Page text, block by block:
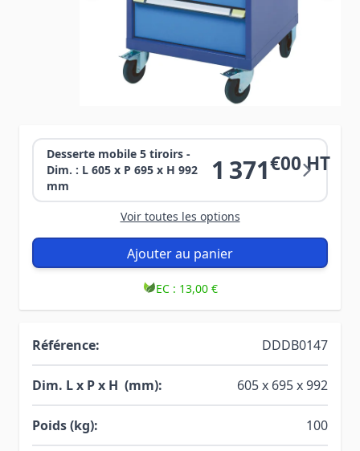
Desserte mobile 5 tiroirs -
Dim. : L 605 x P 695 x H 992
mm
1 371€00 HT
Voir toutes les options
Ajouter au panier
EC : 13,00 €
Référence: DDDB0147
Dim. L x P x H (mm): 605 x 695 x 992
Poids (kg): 100